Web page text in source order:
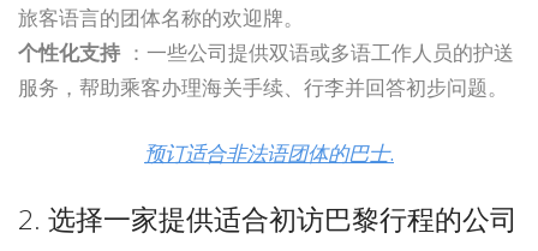
旅客语言的团体名称的欢迎牌。
个性化支持：一些公司提供双语或多语工作人员的护送
服务，帮助乘客办理海关手续、行李并回答初步问题。
预订适合非法语团体的巴士.
2. 选择一家提供适合初访巴黎行程的公司